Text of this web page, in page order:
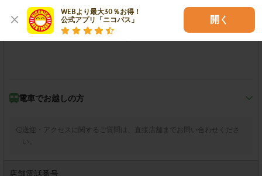
WEBより最大30％お得！
公式アプリ「ニコパス」
開く
右手にドラックストアモリ愛敬店が見えてきます。付近の二階建
てビルの一階に当店がございます。
電車でお越しの方
送迎・アクセスに関するご質問は、直接店舗までお問い合わせくださ
い。
店舗電話番号